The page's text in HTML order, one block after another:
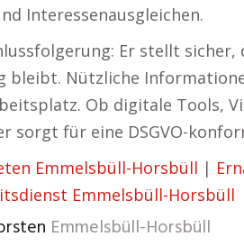
Interessenausgleichen.
Er stellt sicher,
bleibt. Nützliche
Ob digitale Tools,
sorgt für eine DSGVO-
Emmelsbüll-Horsbüll |
Emmelsbüll-Horsbüll
Emmelsbüll-Horsbüll